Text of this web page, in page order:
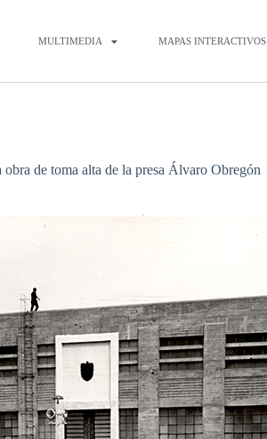
MULTIMEDIA MAPAS INTERACTIVOS
obra de toma alta de la presa Álvaro Obregón